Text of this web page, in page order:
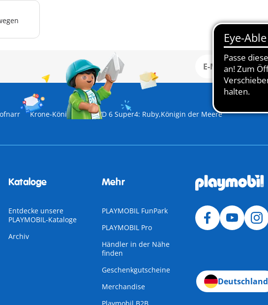
Krone-Königin II DVD 6 Super4: Ruby,Königin der Meere
Kataloge
Entdecke unsere
PLAYMOBIL-Kataloge
Archiv
Mehr
PLAYMOBIL FunPark
PLAYMOBIL Pro
Händler in der Nähe
finden
Geschenkgutscheine
Merchandise
Deutschland